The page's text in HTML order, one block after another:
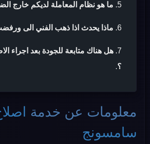
ما هو نظام المعاملة لديكم خارج
ماذا يحدث اذا ذهب الفني الى
هل هناك متابعة للجودة بعد اجراء
؟.
معلومات عن خدمة
سامسونج